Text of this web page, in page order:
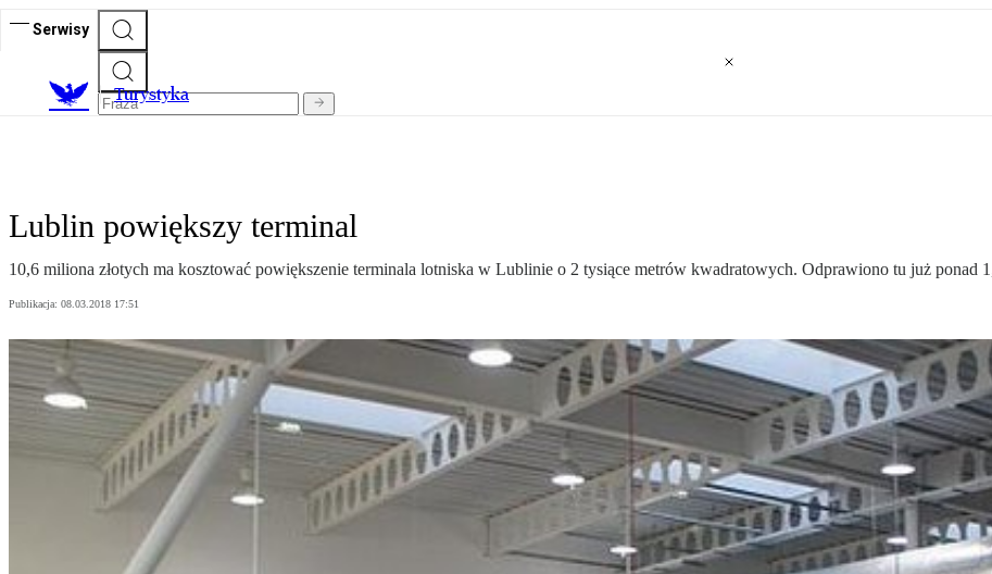
Serwisy
Turystyka
Lublin powiększy terminal
10,6 miliona złotych ma kosztować powiększenie terminala lotniska w Lublinie o 2 tysiące metrów kwadratowych. Odprawiono tu już ponad
Publikacja: 08.03.2018 17:51